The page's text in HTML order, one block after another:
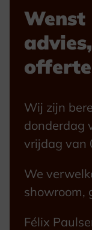
Wij zijn
donderdag
vrijdag van
We
showroom,
Félix